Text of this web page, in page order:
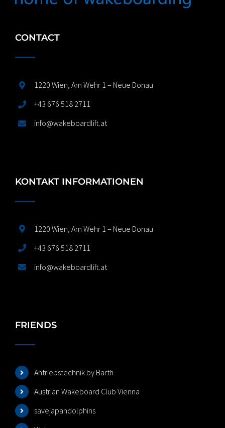
CONTACT
1220 Wien, Am Wehr 1 – Neue Donau
+43 676 518 2711
info@wakeboardlift.at
KONTAKT INFORMATIONEN
1220 Wien, Am Wehr 1 – Neue Donau
+43 676 518 2711
info@wakeboardlift.at
FRIENDS
Antriebstechnik by Barth
Austrian Wakeboard Club Vienna
savejapandolphins